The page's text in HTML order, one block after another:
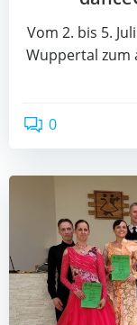
Vom 2. bis 5.
Wup­per­tal zum
0